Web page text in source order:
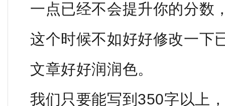
一点已经不会提升你的分数
这个时候不如好好修改一下
文章好好润润色。
我们只要能写到350字以上